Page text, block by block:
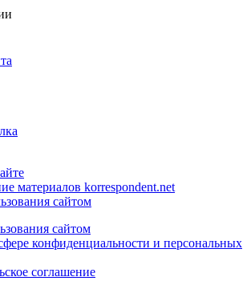
материалов korrespondent.net
сайтом
сайтом
конфиденциальности и персональных
соглашение